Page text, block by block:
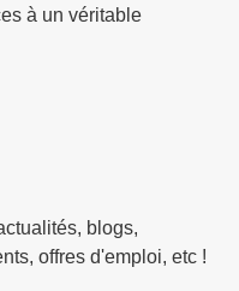
à un véritable
blogs,
offres d'emploi, etc !